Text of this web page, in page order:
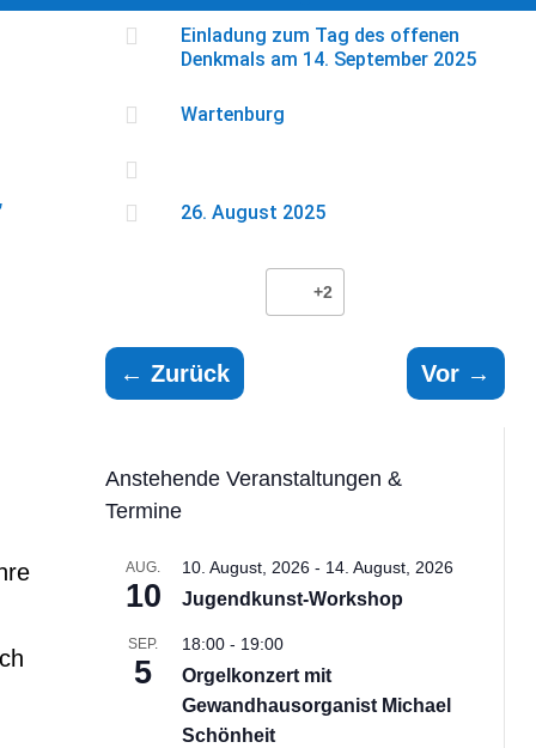

Einladung zum Tag des offenen
Denkmals am 14. September 2025
 Wartenburg


26. August 2025
+2
← Zurück Vor→
Anstehende Veranstaltungen &
Termine
AUG.
10
10. August, 2026- 14. August, 2026
Jugendkunst-Workshop
SEP.
5
18:00- 19:00
Orgelkonzert mit
Gewandhausorganist Michael
Schönheit